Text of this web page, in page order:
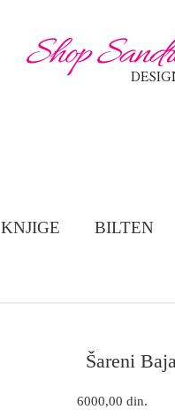
Shop
KNJIGE BILTEN
Šareni
6000,00 din.